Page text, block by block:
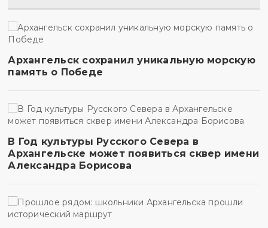
Архангельск сохранил уникальную морскую
память о Победе
В Год культуры Русского Севера в
Архангельске может появиться сквер имени
Александра Борисова